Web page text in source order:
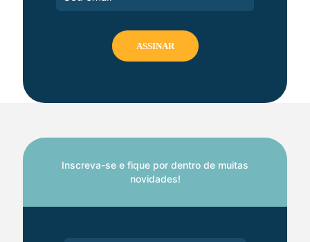
Inscreva-se e fique por dentro de muitas
novidades!